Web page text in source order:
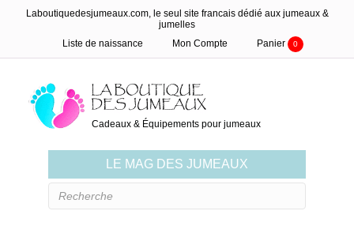
Laboutiquedesjumeaux.com, le seul site francais dédié aux jumeaux &
jumelles
Liste de naissance
Mon Compte Panier 0
Cadeaux & Équipements pour jumeaux
LE MAG DES JUMEAUX